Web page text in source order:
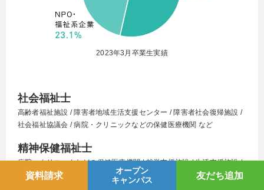
2023年3月卒業生実績
社会福祉士
高齢者福祉施設 / 障害者地域生活支援センター / 障害者社会復帰施設 /
社会福祉協議会 / 病院・クリニックなどの保健医療機関 など
精神保健福祉士
病院・クリニックなどの保健医療機関 / 就労支援施設 / 生活支援施設 /
地域活動支援センター / 福祉系NPO法人 など
資料請求
オープン
キャンパス
友だち追加